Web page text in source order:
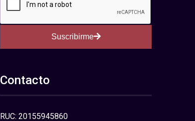
Suscribirme
Contacto
RUC: 20155945860